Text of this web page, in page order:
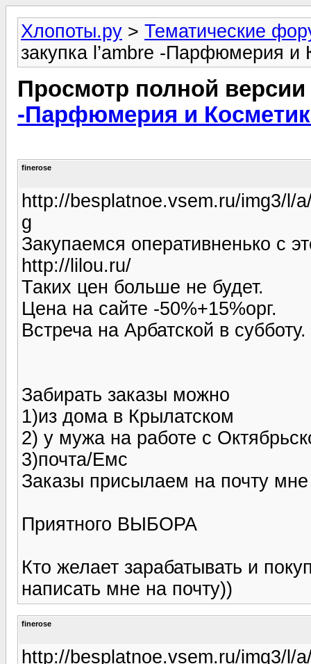
Хлопоты.ру > Тематические
закупка l’ambre -Парфюмерия и
Просмотр полной
-Парфюмерия и
finerose
http://besplatnoe.vsem.ru/img3/l/
g
Закупаемся оперативненько с
http://lilou.ru/
Таких цен больше не будет.
Цена на сайте -50%+15%орг.
Встреча на Арбатской в субботу.
Забирать заказы можно
1)из дома в Крылатском
2) у мужа на работе с
3)почта/Емс
Заказы присылаем на почту
Приятного ВЫБОРА
Кто желает зарабатывать и
написать мне на почту))
finerose
http://besplatnoe.vsem.ru/img3/l/